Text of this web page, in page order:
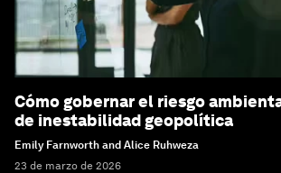
Cómo gobernar el riesgo
de inestabilidad geopolítica
Emily Farnworth and Alice Ruhweza
23 de marzo de 2026